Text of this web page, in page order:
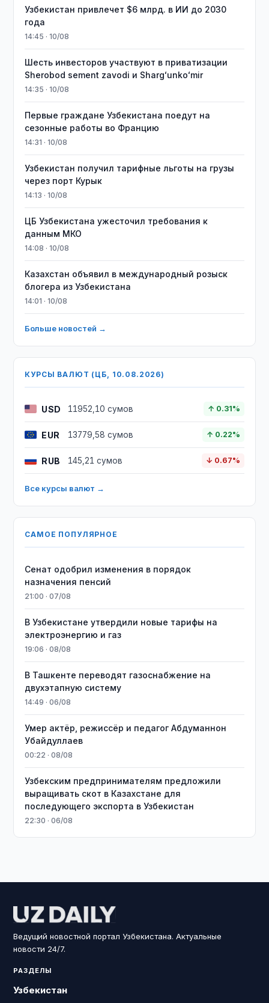
Узбекистан привлечет $6 млрд. в ИИ до 2030
года
14:45 · 10/08
Шесть инвесторов участвуют в приватизации
Sherobod sement zavodi и Shargʻunkoʻmir
14:35 · 10/08
Первые граждане Узбекистана поедут на
сезонные работы во Францию
14:31 · 10/08
Узбекистан получил тарифные льготы на грузы
через порт Курык
14:13 · 10/08
ЦБ Узбекистана ужесточил требования к
данным МКО
14:08 · 10/08
Казахстан объявил в международный розыск
блогера из Узбекистана
14:01 · 10/08
Больше новостей →
КУРСЫ ВАЛЮТ (ЦБ, 10.08.2026)
USD 11952,10 сумов ↑ 0.31%
EUR 13779,58 сумов ↑ 0.22%
RUB 145,21 сумов ↓ 0.67%
Все курсы валют →
САМОЕ ПОПУЛЯРНОЕ
Сенат одобрил изменения в порядок
назначения пенсий
21:00 · 07/08
В Узбекистане утвердили новые тарифы на
электроэнергию и газ
19:06 · 08/08
В Ташкенте переводят газоснабжение на
двухэтапную систему
14:49 · 06/08
Умер актёр, режиссёр и педагог Абдуманнон
Убайдуллаев
00:22 · 08/08
Узбекским предпринимателям предложили
выращивать скот в Казахстане для
последующего экспорта в Узбекистан
22:30 · 06/08
Ведущий новостной портал Узбекистана. Актуальные
новости 24/7.
РАЗДЕЛЫ
Узбекистан